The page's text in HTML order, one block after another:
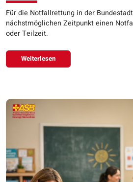
Für die Notfallrettung in der
nächstmöglichen Zeitpunkt einen
oder Teilzeit.
Weiterlesen